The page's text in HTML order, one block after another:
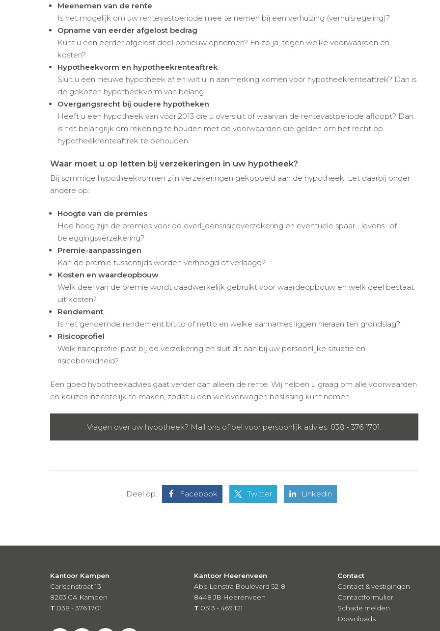
Meenemen van de rente
Is het mogelijk om uw rentevastperiode mee te nemen bij een verhuizing (verhuisregeling)?
Opname van eerder afgelost bedrag
Kunt u een eerder afgelost deel opnieuw opnemen? En zo ja, tegen welke voorwaarden en
kosten?
Hypotheekvorm en hypotheekrenteaftrek
Sluit u een nieuwe hypotheek af en wilt u in aanmerking komen voor hypotheekrenteaftrek? Dan is
de gekozen hypotheekvorm van belang.
Overgangsrecht bij oudere hypotheken
Heeft u een hypotheek van vóór 2013 die u oversluit of waarvan de rentevastperiode afloopt? Dan
is het belangrijk om rekening te houden met de voorwaarden die gelden om het recht op
hypotheekrenteaftrek te behouden.
Waar moet u op letten bij verzekeringen in uw hypotheek?
Bij sommige hypotheekvormen zijn verzekeringen gekoppeld aan de hypotheek. Let daarbij onder
andere op:
Hoogte van de premies
Hoe hoog zijn de premies voor de overlijdensrisicoverzekering en eventuele spaar-, levens- of
beleggingsverzekering?
Premie-aanpassingen
Kan de premie tussentijds worden verhoogd of verlaagd?
Kosten en waardeopbouw
Welk deel van de premie wordt daadwerkelijk gebruikt voor waardeopbouw en welk deel bestaat
uit kosten?
Rendement
Is het genoemde rendement bruto of netto en welke aannames liggen hieraan ten grondslag?
Risicoprofiel
Welk risicoprofiel past bij de verzekering en sluit dit aan bij uw persoonlijke situatie en
risicobereidheid?
Een goed hypotheekadvies gaat verder dan alleen de rente. Wij helpen u graag om alle voorwaarden
en keuzes inzichtelijk te maken, zodat u een weloverwogen beslissing kunt nemen.
Vragen over uw hypotheek? Mail ons of bel voor persoonlijk advies: 038 - 376 1701.
Deel op: Facebook Twitter Linkedin
Kantoor Kampen
Carlsonstraat 13
8263 CA Kampen
T 038 - 376 1701
Kantoor Heerenveen
Abe Lenstra Boulevard 52-8
8448 JB Heerenveen
T 0513 - 469 121
Contact
Contact & vestigingen
Contactformulier
Schade melden
Downloads